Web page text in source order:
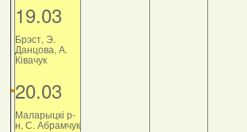
19.03
Брэст, Э.
Данцова, А.
Ківачук
20.03
Маларыцкі р-
н, С. Абрамчук